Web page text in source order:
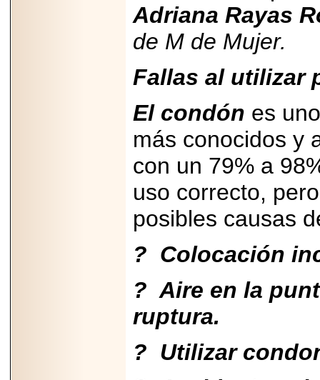
Adriana Rayas
de M de Mujer.
Fallas al utilizar
El condón es
más conocidos y
con un 79% a
uso correcto,
posibles causas
? Colocación
? Aire en la
ruptura.
? Utilizar